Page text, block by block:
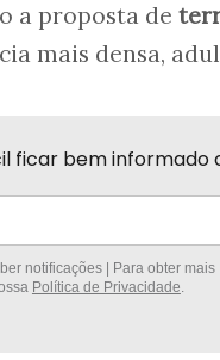
a proposta de
mais densa,
ficar bem informado
notificações | Para obter mais
Política de Privacidade.